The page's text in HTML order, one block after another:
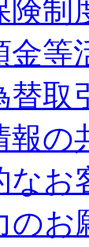
険制
金等
替取
報の
なお
のお